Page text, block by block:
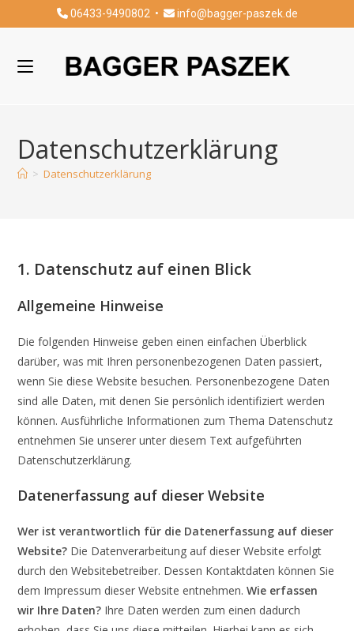
06433-9490802 • info@bagger-paszek.de
Datenschutzerklärung
> Datenschutzerklärung
1. Datenschutz auf einen Blick
Allgemeine Hinweise
Die folgenden Hinweise geben einen einfachen Überblick
darüber, was mit Ihren personenbezogenen Daten passiert,
wenn Sie diese Website besuchen. Personenbezogene Daten
sind alle Daten, mit denen Sie persönlich identifiziert werden
können. Ausführliche Informationen zum Thema Datenschutz
entnehmen Sie unserer unter diesem Text aufgeführten
Datenschutzerklärung.
Datenerfassung auf dieser Website
Wer ist verantwortlich für die Datenerfassung auf dieser
Website? Die Datenverarbeitung auf dieser Website erfolgt
durch den Websitebetreiber. Dessen Kontaktdaten können Sie
dem Impressum dieser Website entnehmen.Wie erfassen
wir Ihre Daten? Ihre Daten werden zum einen dadurch